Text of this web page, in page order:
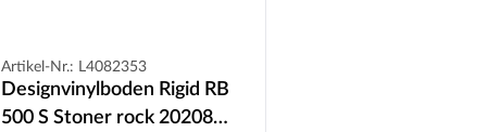
Artikel-Nr.: L4082353
Designvinylboden Rigid RB
500 S Stoner rock 20208